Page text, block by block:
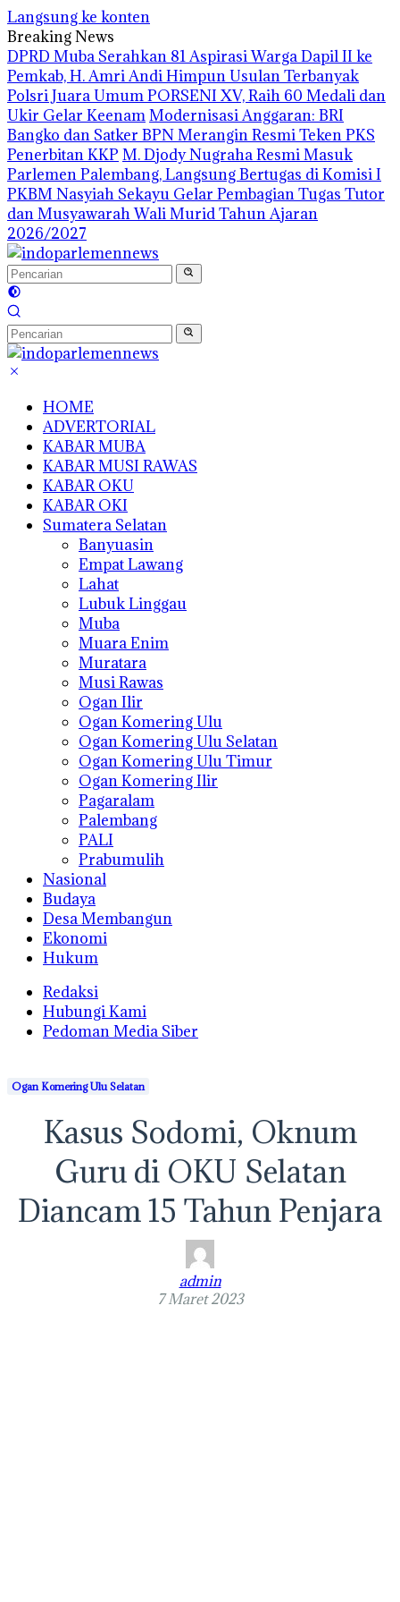
Langsung ke konten
Breaking News
DPRD Muba Serahkan 81 Aspirasi Warga Dapil II ke
Pemkab, H. Amri Andi Himpun Usulan Terbanyak
Polsri Juara Umum PORSENI XV, Raih 60 Medali dan
Ukir Gelar KeenamModernisasi Anggaran: BRI
Bangko dan Satker BPN Merangin Resmi Teken PKS
Penerbitan KKP M. Djody Nugraha Resmi Masuk
Parlemen Palembang, Langsung Bertugas di Komisi I
PKBM Nasyiah Sekayu Gelar Pembagian Tugas Tutor
dan Musyawarah Wali Murid Tahun Ajaran
2026/2027
HOME
ADVERTORIAL
KABAR MUBA
KABAR MUSI RAWAS
KABAR OKU
KABAR OKI
Sumatera Selatan
Banyuasin
Empat Lawang
Lahat
Lubuk Linggau
Muba
Muara Enim
Muratara
Musi Rawas
Ogan Ilir
Ogan Komering Ulu
Ogan Komering Ulu Selatan
Ogan Komering Ulu Timur
Ogan Komering Ilir
Pagaralam
Palembang
PALI
Prabumulih
Nasional
Budaya
Desa Membangun
Ekonomi
Hukum
Redaksi
Hubungi Kami
Pedoman Media Siber
Ogan Komering Ulu Selatan
Kasus Sodomi, Oknum
Guru di OKU Selatan
Diancam 15 Tahun Penjara
admin
7 Maret 2023